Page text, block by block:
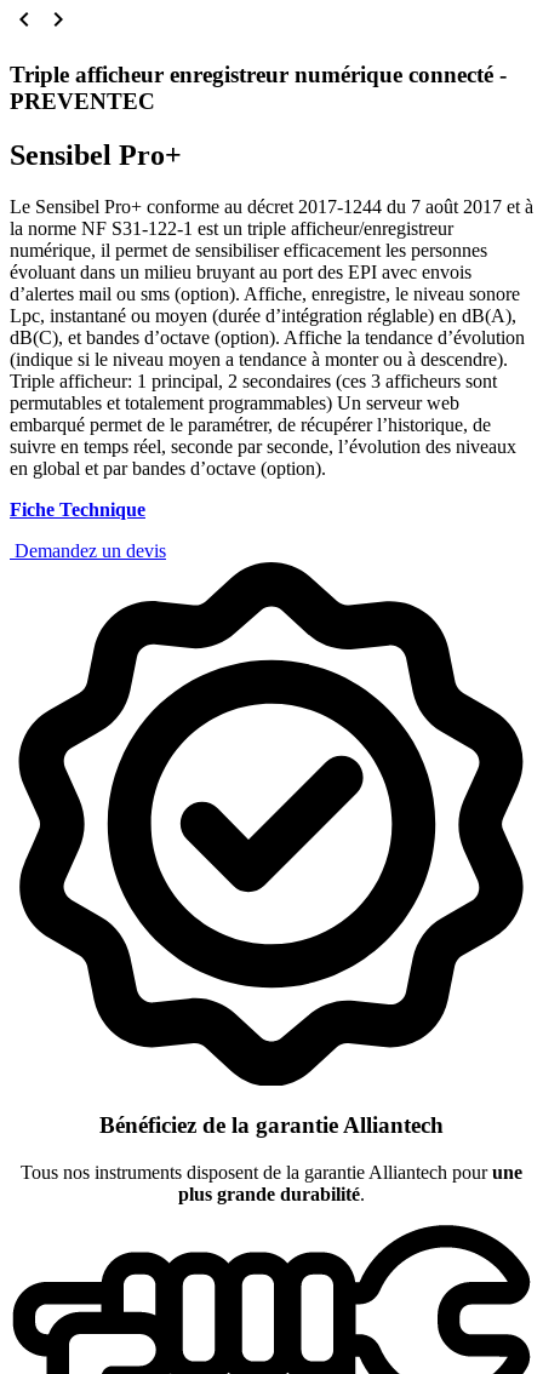
 
Triple afficheur enregistreur numérique connecté -
PREVENTEC
Sensibel Pro+
Le Sensibel Pro+ conforme au décret 2017-1244 du 7 août 2017 et à
la norme NF S31-122-1 est un triple afficheur/enregistreur
numérique, il permet de sensibiliser efficacement les personnes
évoluant dans un milieu bruyant au port des EPI avec envois
d’alertes mail ou sms (option). Affiche, enregistre, le niveau sonore
Lpc, instantané ou moyen (durée d’intégration réglable) en dB(A),
dB(C), et bandes d’octave (option). Affiche la tendance d’évolution
(indique si le niveau moyen a tendance à monter ou à descendre).
Triple afficheur: 1 principal, 2 secondaires (ces 3 afficheurs sont
permutables et totalement programmables) Un serveur web
embarqué permet de le paramétrer, de récupérer l’historique, de
suivre en temps réel, seconde par seconde, l’évolution des niveaux
en global et par bandes d’octave (option).
Fiche Technique
Demandez un devis
Bénéficiez de la garantie Alliantech
Tous nos instruments disposent de la garantie Alliantech pourune
plus grande durabilité.